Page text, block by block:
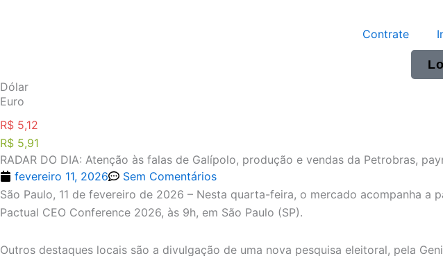
Contrate
Dólar
Euro
R$ 5,12
R$ 5,91
RADAR DO DIA: Atenção às falas de Galípolo, produção e vendas da Petrobras,
fevereiro 11, 2026
Sem Comentários
São Paulo, 11 de fevereiro de 2026 – Nesta quarta-feira, o mercado acompanha
Pactual CEO Conference 2026, às 9h, em São Paulo (SP).
Outros destaques locais são a divulgação de uma nova pesquisa eleitoral, pela